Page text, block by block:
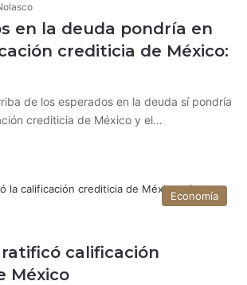
en la deuda pondría en
crediticia de México:
de los esperados en la deuda sí pondría
crediticia de México y el…
Economía
calificación
México